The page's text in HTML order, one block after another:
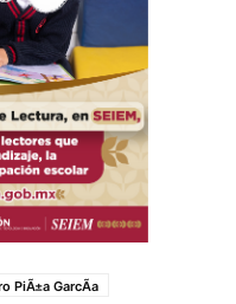
PiÃ±a GarcÃ­a